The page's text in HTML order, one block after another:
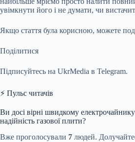
увімкнути його і не думати, чи
Якщо стаття була корисною, можете
Поділитися
Підписуйтесь на UkrMedia в Telegram.
⚡ Пульс читачів
Ви досі вірні швидкому
надійність газової плити?
Вже проголосували 7 людей.